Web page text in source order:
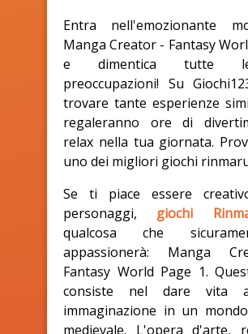
Entra nell'emozionante
Manga Creator - Fantasy
e dimentica tutte
preoccupazioni! Su
trovare tante esperienze
regaleranno ore di
relax nella tua giornata.
uno dei migliori giochi
Se ti piace essere
personaggi, giochi
qualcosa che
appassionerà: Manga
Fantasy World Page 1.
consiste nel dare vita
immaginazione in un
medievale. L'opera d'arte,